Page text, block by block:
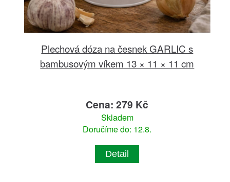
Plechová dóza na česnek GARLIC s
bambusovým víkem 13 × 11 × 11 cm
Cena: 279 Kč
Skladem
Doručíme do: 12.8.
Detail